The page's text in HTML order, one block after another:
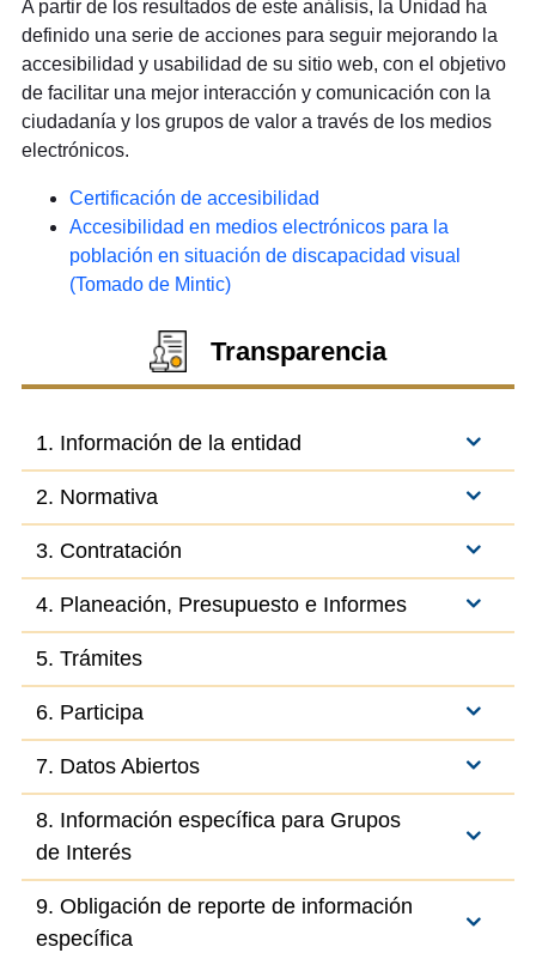
A partir de los resultados de este análisis, la Unidad ha
definido una serie de acciones para seguir mejorando la
accesibilidad y usabilidad de su sitio web, con el objetivo
de facilitar una mejor interacción y comunicación con la
ciudadanía y los grupos de valor a través de los medios
electrónicos.
Certificación de accesibilidad
Accesibilidad en medios electrónicos para la
población en situación de discapacidad visual
(Tomado de Mintic)
Transparencia
1. Información de la entidad
2. Normativa
3. Contratación
4. Planeación, Presupuesto e Informes
5. Trámites
6. Participa
7. Datos Abiertos
8. Información específica para Grupos
de Interés
9. Obligación de reporte de información
específica